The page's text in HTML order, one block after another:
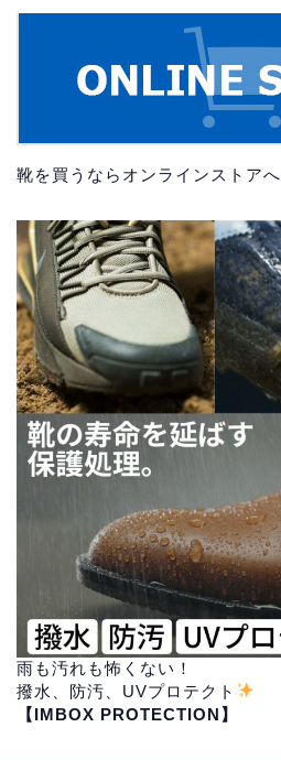
靴を買うならオンラインストアへ
雨も汚れも怖くない！
撥水、防汚、UVプロテクト
【IMBOX PROTECTION】